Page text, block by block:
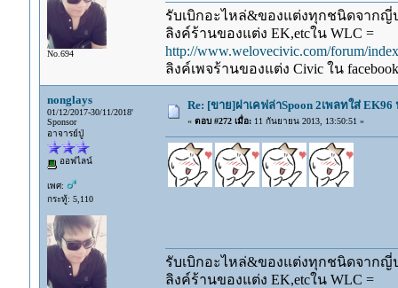
No.694
รับเบิกอะไหล่&ของแต่งทุกชนิดจากญี่
ลิงค์ร้านของแต่ง EK,etcใน WLC =
http://www.welovecivic.com/forum/
ลิงค์เพจร้านของแต่ง Civic ใน
nonglays
01/12/2017-30/11/2018'
Sponsor
อาจารย์ปู่
ออฟไลน์
เพศ:
กระทู้: 5,110
Re: [ขาย]ฝาเคฟล่าSpoon 2เพลทใส่
« ตอบ #272 เมื่อ:11 กันยายน 2013, 13:50:51 »
รับเบิกอะไหล่&ของแต่งทุกชนิดจากญี่
ลิงค์ร้านของแต่ง EK,etcใน WLC =